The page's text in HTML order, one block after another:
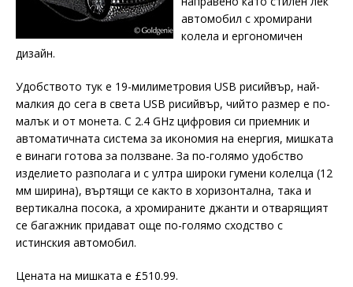
автомобил с хромирани
колела и ергономичен
дизайн.
Удобството тук е 19-милиметровия USB рисийвър, най-
малкия до сега в света USB рисийвър, чийто размер е по-
малък и от монета. С 2.4 GHz цифровия си приемник и
автоматичната система за икономия на енергия, мишката
е винаги готова за ползване. За по-голямо удобство
изделието разполага и с ултра широки гумени колелца (12
мм ширина), въртящи се както в хоризонтална, така и
вертикална посока, а хромираните джанти и отварящият
се багажник придават още по-голямо сходство с
истинския автомобил.
Цената на мишката е £510.99.